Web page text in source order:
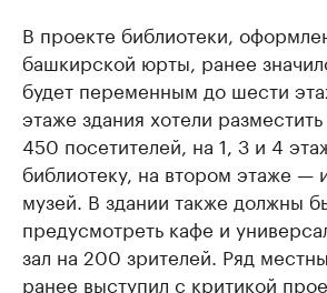
В проекте библиотеки,
башкирской юрты, ранее
будет переменным до шести
этаже здания хотели
450 посетителей, на 1, 3 и 4
библиотеку, на втором этаже —
музей. В здании также должны
предусмотреть кафе и
зал на 200 зрителей. Ряд
ранее выступил с критикой